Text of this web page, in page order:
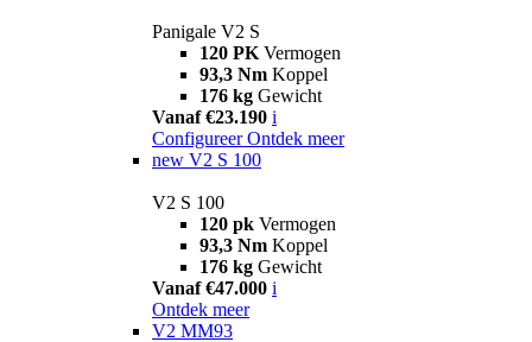
Panigale V2 S
120 PK Vermogen
93,3 Nm Koppel
176 kg Gewicht
Vanaf €23.190 i
Configureer Ontdek meer
new V2 S 100
V2 S 100
120 pk Vermogen
93,3 Nm Koppel
176 kg Gewicht
Vanaf €47.000 i
Ontdek meer
V2 MM93